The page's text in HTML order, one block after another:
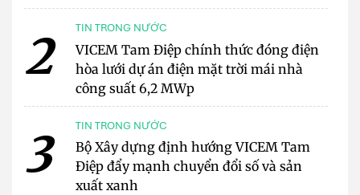
2 TIN TRONG NƯỚC
VICEM Tam Điệp chính thức đóng điện
hòa lưới dự án điện mặt trời mái nhà
công suất 6,2 MWp
3 TIN TRONG NƯỚC
Bộ Xây dựng định hướng VICEM Tam
Điệp đẩy mạnh chuyển đổi số và sản
xuất xanh